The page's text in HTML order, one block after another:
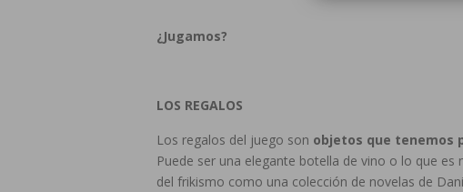
¿Jugamos?
LOS REGALOS
Los regalos del juego son objetos que tenemos
Puede ser una elegante botella de vino o lo que
del frikismo como una colección de novelas de